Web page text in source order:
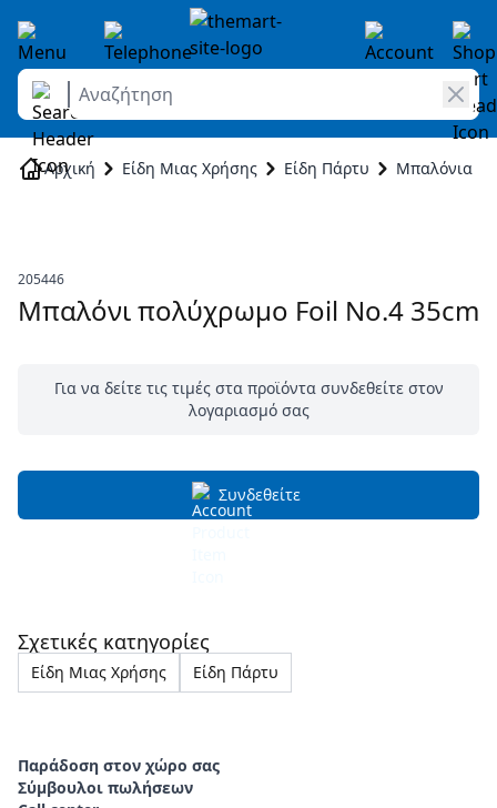
Skip to Content
Αναζήτηση
Αρχική Είδη Μιας Χρήσης Είδη Πάρτυ Μπαλόνια
205446
Μπαλόνι πολύχρωμο Foil No.4 35cm
Για να δείτε τις τιμές στα προϊόντα συνδεθείτε στον
λογαριασμό σας
Συνδεθείτε
Σχετικές κατηγορίες
Είδη Μιας Χρήσης Είδη Πάρτυ
Παράδοση στον χώρο σας
Σύμβουλοι πωλήσεων